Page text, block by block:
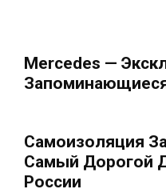
Mercedes —
Самоизоляция
Cамый Дорогой
России